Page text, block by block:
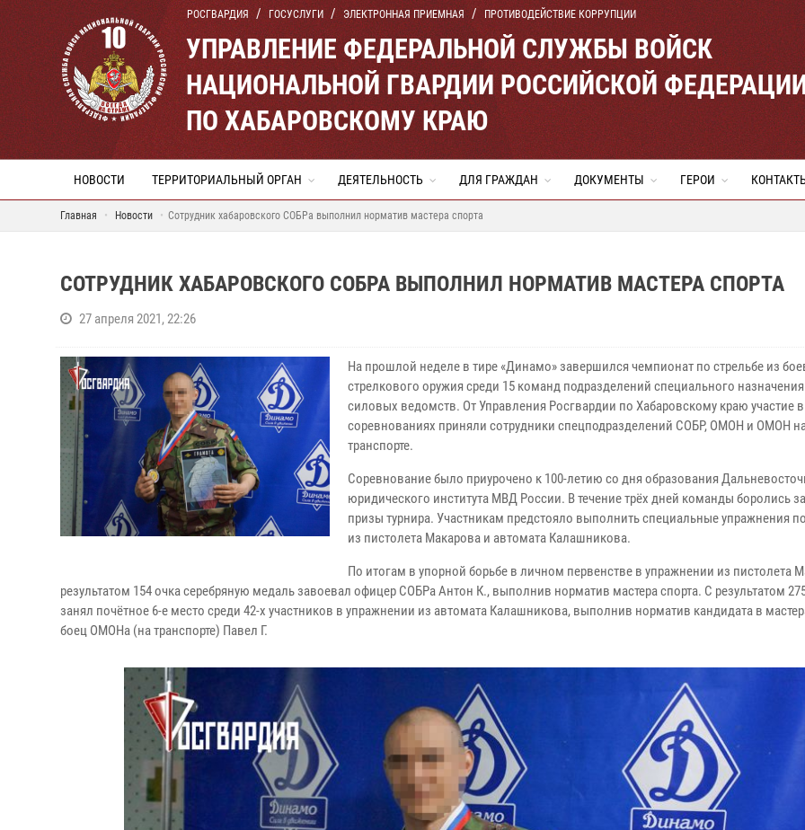
РОСГВАРДИЯ ГОСУСЛУГИ ЭЛЕКТРОННАЯ ПРИЕМНАЯ ПРОТИВОДЕЙСТВИЕ КОРРУПЦИИ
УПРАВЛЕНИЕ ФЕДЕРАЛЬНОЙ СЛУЖБЫ ВОЙСК
НАЦИОНАЛЬНОЙ ГВАРДИИ РОССИЙСКОЙ
ПО ХАБАРОВСКОМУ КРАЮ
НОВОСТИ ТЕРРИТОРИАЛЬНЫЙ ОРГАН ДЕЯТЕЛЬНОСТЬ ДЛЯ ГРАЖДАН ДОКУМЕНТЫ ГЕРОИ
Главная Новости Сотрудник хабаровского СОБРа выполнил норматив мастера спорта
СОТРУДНИК ХАБАРОВСКОГО СОБРА ВЫПОЛНИЛ НОРМАТИВ МАСТЕРА СПОРТА
27 апреля 2021, 22:26
На прошлой неделе в тире «Динамо» завершился чемпионат по стрельбе из
стрелкового оружия среди 15 команд подразделений специального
силовых ведомств. От Управления Росгвардии по Хабаровскому краю участие в
соревнованиях приняли сотрудники спецподразделений СОБР, ОМОН и ОМОН
транспорте.
Соревнование было приурочено к 100-летию со дня образования
юридического института МВД России. В течение трёх дней команды боролись
призы турнира. Участникам предстояло выполнить специальные упражнения
из пистолета Макарова и автомата Калашникова.
По итогам в упорной борьбе в личном первенстве в упражнении из пистолета
результатом 154 очка серебряную медаль завоевал офицер СОБРа Антон К., выполнив норматив мастера спорта. С результатом
занял почётное 6-е место среди 42-х участников в упражнении из автомата Калашникова, выполнив норматив кандидата в
боец ОМОНа (на транспорте) Павел Г.